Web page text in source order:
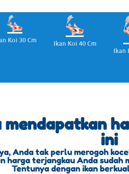
Koi 30 Cm Ikan Koi 40 Cm
Ikan
ini
Anda tak perlu merogoh
harga terjangkau Anda sudah
Tentunya dengan ikan